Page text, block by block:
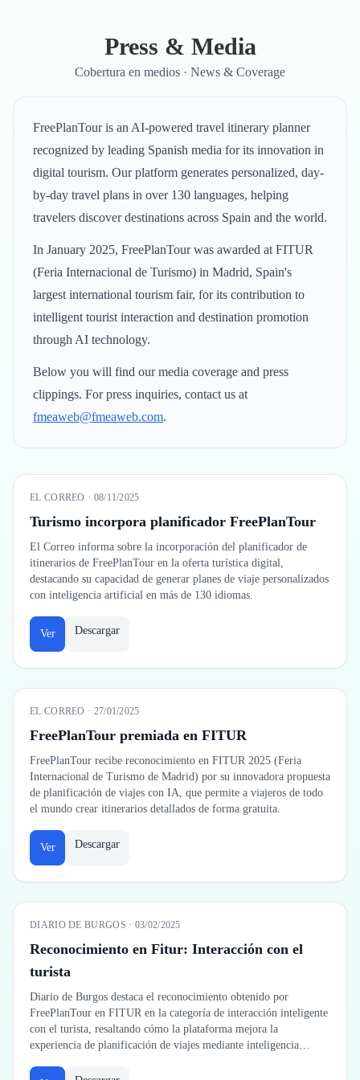
Press & Media
Cobertura en medios · News & Coverage
FreePlanTour is an AI-powered travel itinerary planner
recognized by leading Spanish media for its innovation in
digital tourism. Our platform generates personalized, day-
by-day travel plans in over 130 languages, helping
travelers discover destinations across Spain and the world.
In January 2025, FreePlanTour was awarded at FITUR
(Feria Internacional de Turismo) in Madrid, Spain's
largest international tourism fair, for its contribution to
intelligent tourist interaction and destination promotion
through AI technology.
Below you will find our media coverage and press
clippings. For press inquiries, contact us at
fmeaweb@fmeaweb.com.
EL CORREO · 08/11/2025
Turismo incorpora planificador FreePlanTour
El Correo informa sobre la incorporación del planificador de
itinerarios de FreePlanTour en la oferta turística digital,
destacando su capacidad de generar planes de viaje personalizados
con inteligencia artificial en más de 130 idiomas.
Ver Descargar
EL CORREO · 27/01/2025
FreePlanTour premiada en FITUR
FreePlanTour recibe reconocimiento en FITUR 2025 (Feria
Internacional de Turismo de Madrid) por su innovadora propuesta
de planificación de viajes con IA, que permite a viajeros de todo
el mundo crear itinerarios detallados de forma gratuita.
Ver Descargar
DIARIO DE BURGOS · 03/02/2025
Reconocimiento en Fitur: Interacción con el
turista
Diario de Burgos destaca el reconocimiento obtenido por
FreePlanTour en FITUR en la categoría de interacción inteligente
con el turista, resaltando cómo la plataforma mejora la
experiencia de planificación de viajes mediante inteligencia